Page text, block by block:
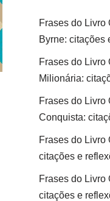
Frases do Livro
Byrne: citações
Frases do Livro
Milionária:
Frases do Livro
Conquista:
Frases do Livro
citações e
Frases do Livro
citações e